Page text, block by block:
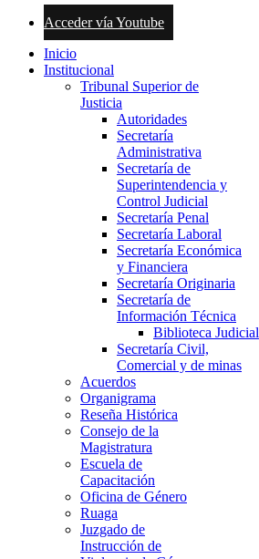
Acceder vía Youtube
Inicio
Institucional
Tribunal Superior de
Justicia
Autoridades
Secretaría
Administrativa
Secretaría de
Superintendencia y
Control Judicial
Secretaría Penal
Secretaría Laboral
Secretaría Económica
y Financiera
Secretaría Originaria
Secretaría de
Información Técnica
Biblioteca Judicial
Secretaría Civil,
Comercial y de minas
Acuerdos
Organigrama
Reseña Histórica
Consejo de la
Magistratura
Escuela de
Capacitación
Oficina de Género
Ruaga
Juzgado de
Instrucción de